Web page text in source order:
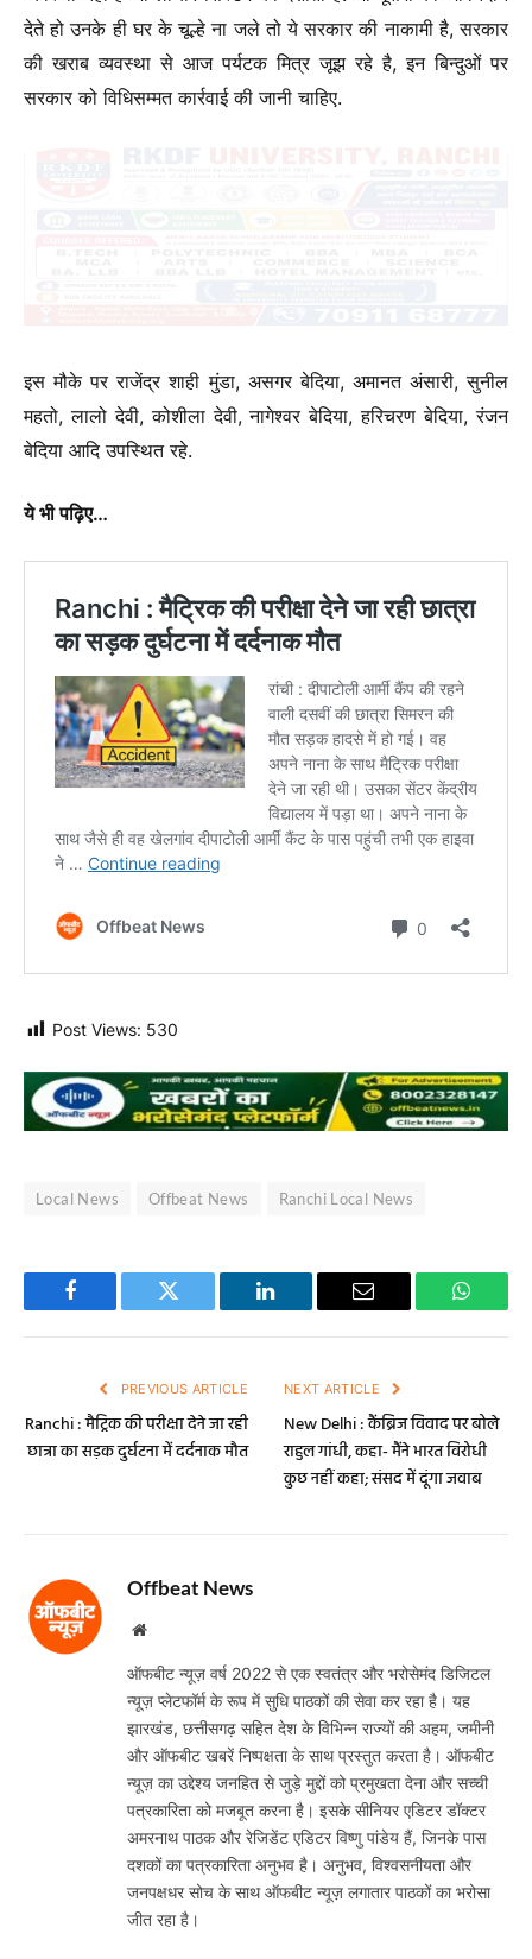
देते हो उनके ही घर के चूल्हे ना जले तो ये सरकार की नाकामी है, सरकार
की खराब व्यवस्था से आज पर्यटक मित्र जूझ रहे है, इन बिन्दुओं पर
सरकार को विधिसम्मत कार्रवाई की जानी चाहिए.
इस मौके पर राजेंद्र शाही मुंडा, असगर बेदिया, अमानत अंसारी, सुनील
महतो, लालो देवी, कोशीला देवी, नागेश्वर बेदिया, हरिचरण बेदिया, रंजन
बेदिया आदि उपस्थित रहे.
ये भी पढ़िए…
Post Views: 530
Local News Offbeat News Ranchi Local News
Facebook Twitter LinkedIn Email
PREVIOUS ARTICLE
Ranchi : मैट्रिक की परीक्षा देने जा रही
छात्रा का सड़क दुर्घटना में दर्दनाक मौत
NEXT ARTICLE
New Delhi : कैंब्रिज विवाद पर बोले
राहुल गांधी, कहा- मैंने भारत विरोधी
कुछ नहीं कहा; संसद में दूंगा जवाब
Offbeat News
Website
ऑफबीट न्यूज़ वर्ष 2022 से एक स्वतंत्र और भरोसेमंद डिजिटल
न्यूज़ प्लेटफॉर्म के रूप में सुधि पाठकों की सेवा कर रहा है। यह
झारखंड, छत्तीसगढ़ सहित देश के विभिन्न राज्यों की अहम, जमीनी
और ऑफबीट खबरें निष्पक्षता के साथ प्रस्तुत करता है। ऑफबीट
न्यूज़ का उद्देश्य जनहित से जुड़े मुद्दों को प्रमुखता देना और सच्ची
पत्रकारिता को मजबूत करना है। इसके सीनियर एडिटर डॉक्टर
अमरनाथ पाठक और रेजिडेंट एडिटर विष्णु पांडेय हैं, जिनके पास
दशकों का पत्रकारिता अनुभव है। अनुभव, विश्वसनीयता और
जनपक्षधर सोच के साथ ऑफबीट न्यूज़ लगातार पाठकों का भरोसा
जीत रहा है।